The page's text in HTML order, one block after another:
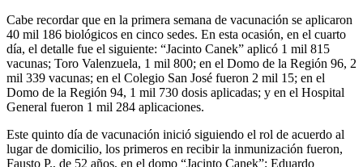
Cabe recordar que en la primera semana de vacunación se aplicaron
40 mil 186 biológicos en cinco sedes. En esta ocasión, en el cuarto
día, el detalle fue el siguiente: “Jacinto Canek” aplicó 1 mil 815
vacunas; Toro Valenzuela, 1 mil 800; en el Domo de la Región 96, 2
mil 339 vacunas; en el Colegio San José fueron 2 mil 15; en el
Domo de la Región 94, 1 mil 730 dosis aplicadas; y en el Hospital
General fueron 1 mil 284 aplicaciones.
Este quinto día de vacunación inició siguiendo el rol de acuerdo al
lugar de domicilio, los primeros en recibir la inmunización fueron,
Fausto P., de 52 años, en el domo “Jacinto Canek”; Eduardo